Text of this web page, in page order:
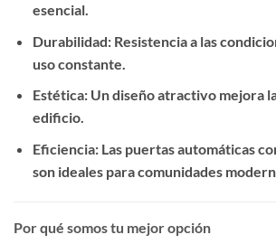
esencial.
Durabilidad: Resistencia a las
uso constante.
Estética: Un diseño atractivo mejora
edificio.
Eficiencia: Las puertas automáticas
son ideales para comunidades
Por qué somos tu mejor opción